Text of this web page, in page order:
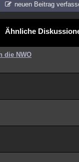
neuen Beitrag
Ähnliche
die NWO